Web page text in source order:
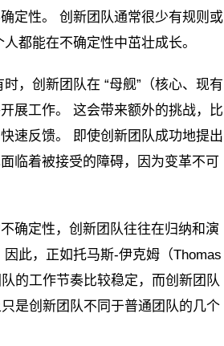
定性。 创新团队通常很少有规则或
都能在不确定性中茁壮成长。
，创新团队在 “母舰”（核心、现有
展工作。 这会带来额外的挑战，比
速反馈。 即使创新团队成功地提出
临着被接受的障碍，因为变革不可
确定性，创新团队往往在归纳和演
此，正如托马斯-伊克姆（Thomas
的工作节奏比较稳定，而创新团队
只是创新团队不同于普通团队的几个